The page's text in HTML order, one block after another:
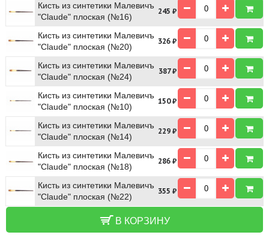
Кисть из синтетики Малевичъ
"Claude" плоская (№16)
245 ₽
Кисть из синтетики Малевичъ
"Claude" плоская (№20)
326 ₽
Кисть из синтетики Малевичъ
"Claude" плоская (№24)
387₽
Кисть из синтетики Малевичъ
"Claude" плоская (№10)
150₽
Кисть из синтетики Малевичъ
"Claude" плоская (№14)
229 ₽
Кисть из синтетики Малевичъ
"Claude" плоская (№18)
286 ₽
Кисть из синтетики Малевичъ
"Claude" плоская (№22)
355 ₽
В КОРЗИНУ